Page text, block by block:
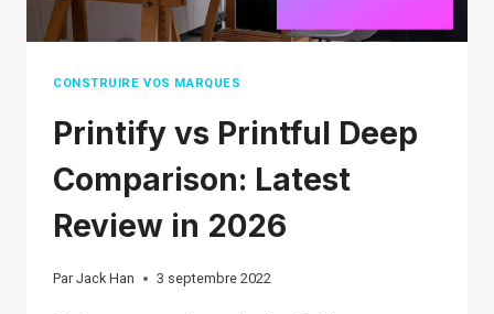
CONSTRUIRE VOS MARQUES
Printify vs Printful Deep
Comparison: Latest
Review in 2026
Par Jack Han 3 septembre 2022